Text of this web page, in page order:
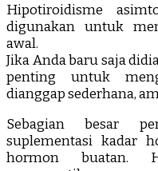
Hipotiroidisme
digunakan untuk
awal.
Jika Anda baru saja
penting untuk
dianggap sederhana,
Sebagian besar
suplementasi kadar
hormon buatan.